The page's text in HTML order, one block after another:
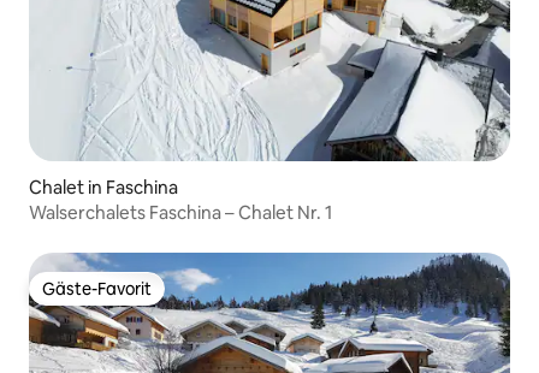
Chalet in Faschina
Walserchalets Faschina – Chalet Nr. 1
Gäste-Favorit
Gäste-Favorit